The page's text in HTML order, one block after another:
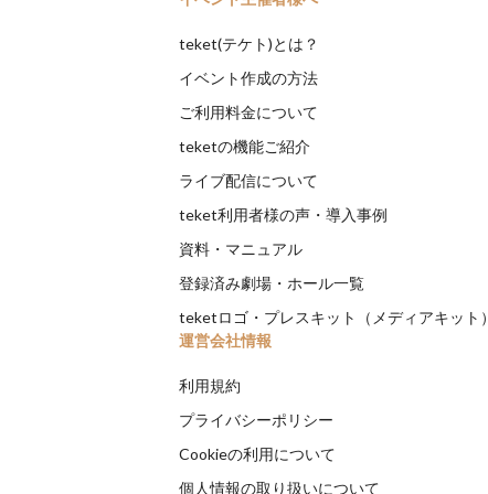
teket(テケト)とは？
イベント作成の方法
ご利用料金について
teketの機能ご紹介
ライブ配信について
teket利用者様の声・導入事例
資料・マニュアル
登録済み劇場・ホール一覧
teketロゴ・プレスキット（メディアキット）
運営会社情報
利用規約
プライバシーポリシー
Cookieの利用について
個人情報の取り扱いについて